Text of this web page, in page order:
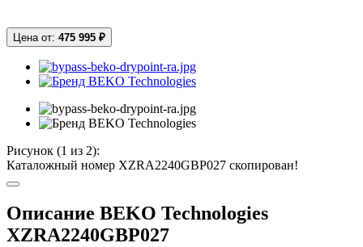
Цена от: 475 995 ₽
Рисунок (1 из 2):
Каталожный номер XZRA2240GBP027 скопирован!
Описание BEKO Technologies
XZRA2240GBP027